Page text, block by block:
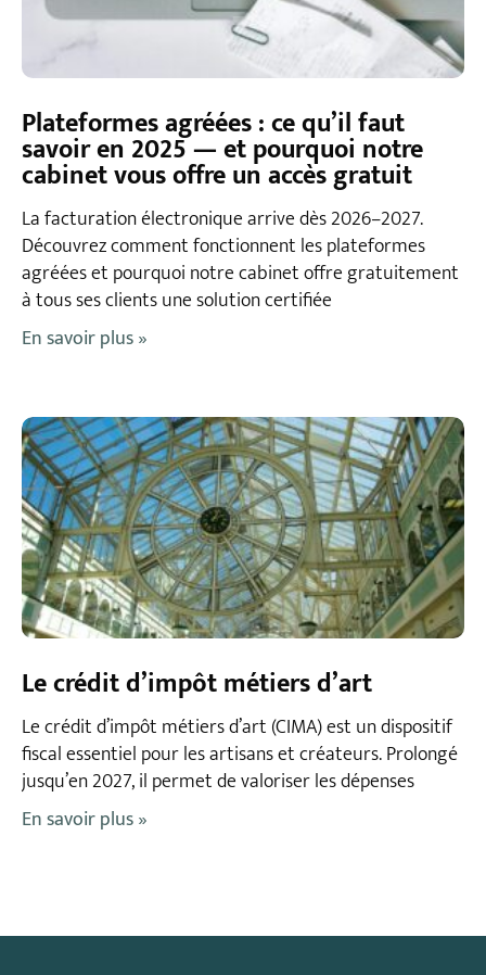
Plateformes agréées : ce qu’il faut
savoir en 2025 — et pourquoi notre
cabinet vous offre un accès gratuit
La facturation électronique arrive dès 2026–2027.
Découvrez comment fonctionnent les plateformes
agréées et pourquoi notre cabinet offre gratuitement
à tous ses clients une solution certifiée
En savoir plus »
Le crédit d’impôt métiers d’art
Le crédit d’impôt métiers d’art (CIMA) est un dispositif
fiscal essentiel pour les artisans et créateurs. Prolongé
jusqu’en 2027, il permet de valoriser les dépenses
En savoir plus »